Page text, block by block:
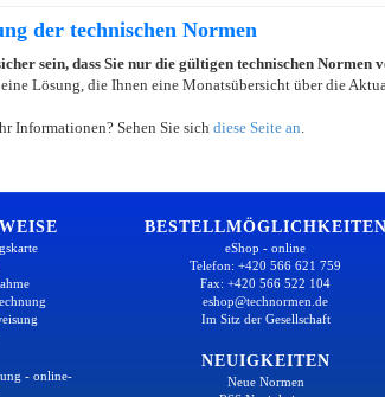
der technischen Normen
sein, dass Sie nur die gültigen technischen Normen
Lösung, die Ihnen eine Monatsübersicht über die
Informationen? Sehen Sie sichdiese Seite an.
- online-
BESTELLMÖGLICHKEITEN
eShop - online
Telefon: +420 566 621 759
Fax: +420 566 522 104
eshop@technormen.de
Im Sitz der Gesellschaft
NEUIGKEITEN
Neue Normen